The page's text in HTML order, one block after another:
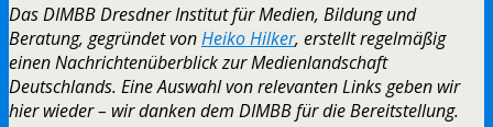
Das DIMBB Dresdner Institut für Medien, Bildung und
Beratung, gegründet vonHeiko Hilker, erstellt regelmäßig
einen Nachrichtenüberblick zur Medienlandschaft
Deutschlands. Eine Auswahl von relevanten Links geben wir
hier wieder – wir danken dem DIMBB für die Bereitstellung.